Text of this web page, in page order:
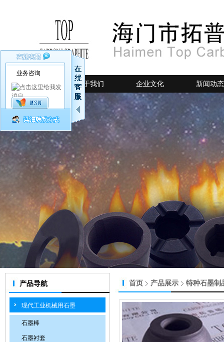
网站首页 关于我们 企业文化 新闻动态
产品导航
现代工业机械用石墨
石墨棒
石墨衬套
首页 产品展示 特种石墨制
业务咨询